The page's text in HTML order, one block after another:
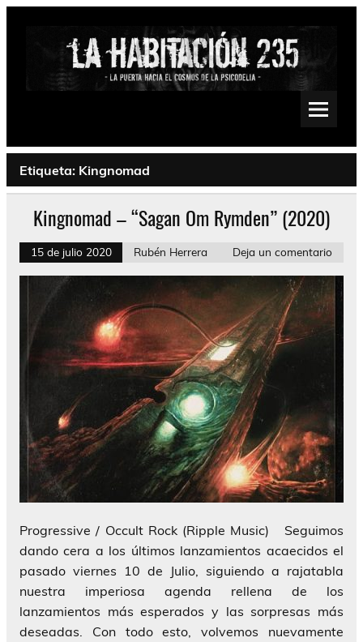
Saltar
Psychedelic, Stoner, Doom, Sludge, Fuzz, Space, Drone
Etiqueta: Kingnomad
Kingnomad – “Sagan Om Rymden” (2020)
15 de julio 2020 Rubén Herrera Deja un comentario
Progressive / Occult Rock (Ripple Music) Seguimos
dando cera a los últimos lanzamientos acaecidos el
pasado viernes 10 de Julio, siguiendo a rajatabla
nuestra imperiosa agenda rellena de los
lanzamientos más esperados y las sorpresas más
deseadas. Con todo esto, volvemos nuevamente